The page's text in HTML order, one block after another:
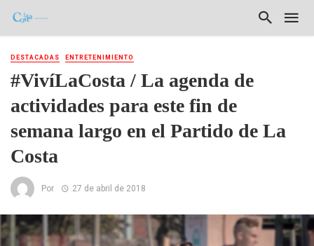
DESTACADAS ENTRETENIMIENTO
#VivíLaCosta / La agenda de
actividades para este fin de
semana largo en el Partido de La
Costa
Por 27 de abril de 2018